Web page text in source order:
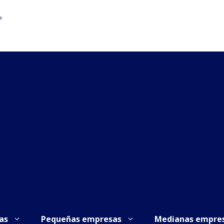
Pequeñas empresas Medianas